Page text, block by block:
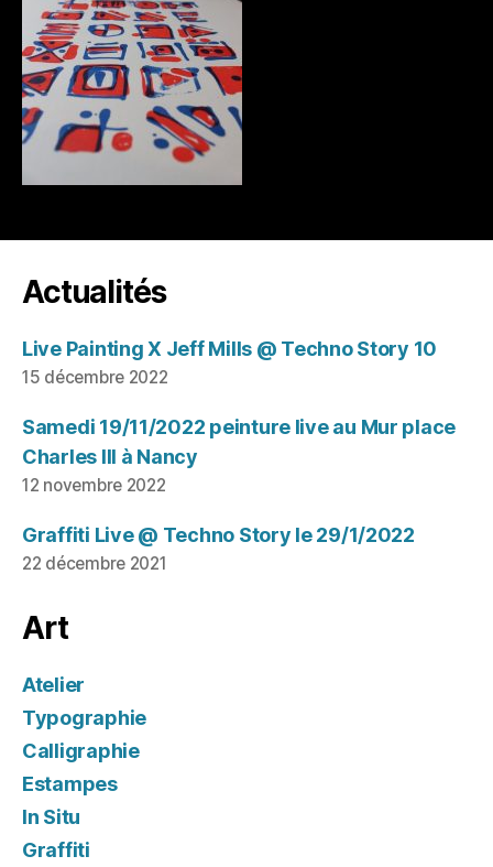
Actualités
Live Painting X Jeff Mills @ Techno Story 10
15 décembre 2022
Samedi 19/11/2022 peinture live au Mur place
Charles III à Nancy
12 novembre 2022
Graffiti Live @ Techno Story le 29/1/2022
22 décembre 2021
Art
Atelier
Typographie
Calligraphie
Estampes
In Situ
Graffiti